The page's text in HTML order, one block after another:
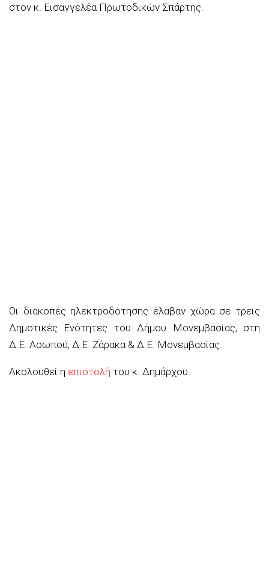
στον κ. Εισαγγελέα Πρωτοδικών Σπάρτης.
Οι διακοπές ηλεκτροδότησης έλαβαν χώρα σε τρεις
Δημοτικές Ενότητες του Δήμου Μονεμβασίας, στη
Δ.Ε. Ασωπού, Δ.Ε. Ζάρακα & Δ.Ε. Μονεμβασίας.
Ακολουθεί η επιστολή του κ. Δημάρχου.